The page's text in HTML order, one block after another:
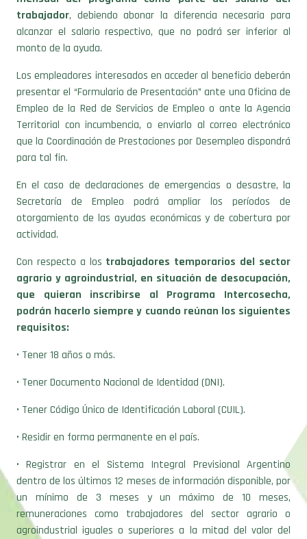
trabajador, debiendo abonar la diferencia necesaria para
alcanzar el salario respectivo, que no podrá ser inferior al
monto de la ayuda.
Los empleadores interesados en acceder al beneficio deberán
presentar el “Formulario de Presentación” ante una Oficina de
Empleo de la Red de Servicios de Empleo o ante la Agencia
Territorial con incumbencia, o enviarlo al correo electrónico
que la Coordinación de Prestaciones por Desempleo dispondrá
para tal fin.
En el caso de declaraciones de emergencias o desastre, la
Secretaría de Empleo podrá ampliar los períodos de
otorgamiento de las ayudas económicas y de cobertura por
actividad.
Con respecto a los trabajadores temporarios del sector
agrario y agroindustrial, en situación de desocupación,
que quieran inscribirse al Programa Intercosecha,
podrán hacerlo siempre y cuando reúnan los siguientes
requisitos:
• Tener 18 años o más.
• Tener Documento Nacional de Identidad (DNI).
• Tener Código Único de Identificación Laboral (CUIL).
• Residir en forma permanente en el país.
• Registrar en el Sistema Integral Previsional Argentino
dentro de los últimos 12 meses de información disponible, por
un mínimo de 3 meses y un máximo de 10 meses,
remuneraciones como trabajadores del sector agrario o
agroindustrial iguales o superiores a la mitad del valor del